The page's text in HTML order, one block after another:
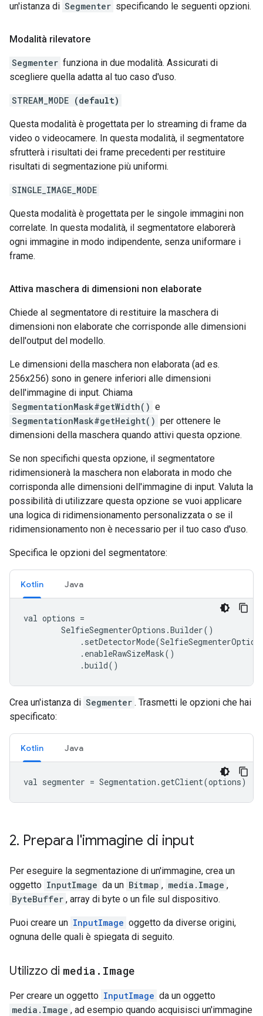
un'istanza di Segmenter specificando le seguenti opzioni.
Modalità rilevatore
Segmenter funziona in due modalità. Assicurati di
scegliere quella adatta al tuo caso d'uso.
STREAM_MODE (default)
Questa modalità è progettata per lo streaming di frame da
video o videocamere. In questa modalità, il segmentatore
sfrutterà i risultati dei frame precedenti per restituire
risultati di segmentazione più uniformi.
SINGLE_IMAGE_MODE
Questa modalità è progettata per le singole immagini non
correlate. In questa modalità, il segmentatore elaborerà
ogni immagine in modo indipendente, senza uniformare i
frame.
Attiva maschera di dimensioni non elaborate
Chiede al segmentatore di restituire la maschera di
dimensioni non elaborate che corrisponde alle dimensioni
dell'output del modello.
Le dimensioni della maschera non elaborata (ad es.
256x256) sono in genere inferiori alle dimensioni
dell'immagine di input. Chiama
SegmentationMask#getWidth() e
SegmentationMask#getHeight() per ottenere le
dimensioni della maschera quando attivi questa opzione.
Se non specifichi questa opzione, il segmentatore
ridimensionerà la maschera non elaborata in modo che
corrisponda alle dimensioni dell'immagine di input. Valuta la
possibilità di utilizzare questa opzione se vuoi applicare
una logica di ridimensionamento personalizzata o se il
ridimensionamento non è necessario per il tuo caso d'uso.
Specifica le opzioni del segmentatore:
Kotlin Java
val options =
SelfieSegmenterOptions .Builder()
. setDetectorMode(
. enableRawSizeMask()
.build()
Crea un'istanza di Segmenter . Trasmetti le opzioni che hai
specificato:
Kotlin Java
val segmenter = Segmentation.getClient(options)
2. Prepara l'immagine di input
Per eseguire la segmentazione di un'immagine, crea un
oggetto InputImage da un Bitmap , media.Image ,
ByteBuffer , array di byte o un file sul dispositivo.
Puoi creare un InputImage oggetto da diverse origini,
ognuna delle quali è spiegata di seguito.
Utilizzo di media . Image
Per creare un oggetto InputImage da un oggetto
media.Image , ad esempio quando acquisisci un'immagine